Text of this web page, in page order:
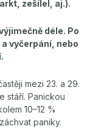
zešílel, aj.).
déle. Po
vyčerpání, nebo
mezi 23. a 29.
stáří. Panickou
10–12 %
paniky.